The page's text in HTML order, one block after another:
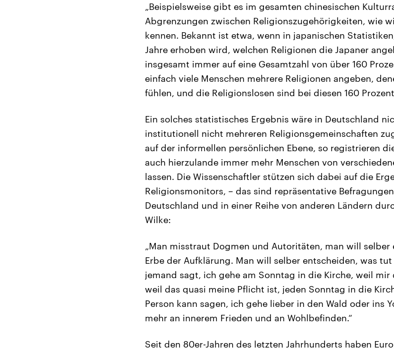
„Beispielsweise gibt es im gesamten chinesischen
Abgrenzungen zwischen Religionszugehörigkeiten, wie
kennen. Bekannt ist etwa, wenn in japanischen
Jahre erhoben wird, welchen Religionen die Japaner
insgesamt immer auf eine Gesamtzahl von über 160
einfach viele Menschen mehrere Religionen angeben,
fühlen, und die Religionslosen sind bei diesen 160
Ein solches statistisches Ergebnis wäre in Deutschland
institutionell nicht mehreren Religionsgemeinschaften
auf der informellen persönlichen Ebene, so registrieren
auch hierzulande immer mehr Menschen von
lassen. Die Wissenschaftler stützen sich dabei auf die
Religionsmonitors, – das sind repräsentative
Deutschland und in einer Reihe von anderen Ländern
Wilke:
„Man misstraut Dogmen und Autoritäten, man will
Erbe der Aufklärung. Man will selber entscheiden, was
jemand sagt, ich gehe am Sonntag in die Kirche, weil
weil das quasi meine Pflicht ist, jeden Sonntag in die
Person kann sagen, ich gehe lieber in den Wald oder ins
mehr an innerem Frieden und an Wohlbefinden.“
Seit den 80er-Jahren des letzten Jahrhunderts haben